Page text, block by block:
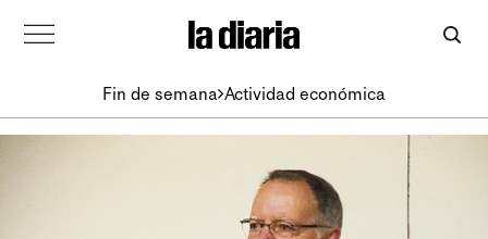
Fin de semana Actividad económica